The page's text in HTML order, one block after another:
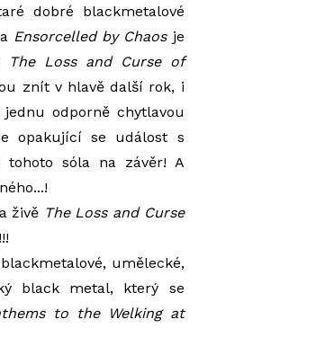
dobré blackmetalové
Ensorcelled by Chaosje
The Loss and Curse of
znít v hlavě další rok, i
odporně chytlavou
opakující se událost s
tohoto sóla na závěr! A
živě The Loss and Curse
umělecké,
black metal, který se
to the Welking at